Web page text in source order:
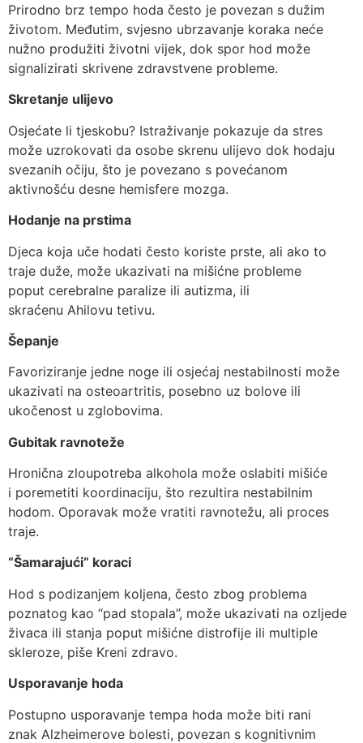
Prirodno brz tempo hoda često je povezan s dužim
životom. Međutim, svjesno ubrzavanje koraka neće
nužno produžiti životni vijek, dok spor hod može
signalizirati skrivene zdravstvene probleme.
Skretanje ulijevo
Osjećate li tjeskobu? Istraživanje pokazuje da stres
može uzrokovati da osobe skrenu ulijevo dok hodaju
svezanih očiju, što je povezano s povećanom
aktivnošću desne hemisfere mozga.
Hodanje na prstima
Djeca koja uče hodati često koriste prste, ali ako to
traje duže, može ukazivati na mišićne probleme
poput cerebralne paralize ili autizma, ili
skraćenu Ahilovu tetivu.
Šepanje
Favoriziranje jedne noge ili osjećaj nestabilnosti može
ukazivati na osteoartritis, posebno uz bolove ili
ukočenost u zglobovima.
Gubitak ravnoteže
Hronična zloupotreba alkohola može oslabiti mišiće
i poremetiti koordinaciju, što rezultira nestabilnim
hodom. Oporavak može vratiti ravnotežu, ali proces
traje.
“Šamarajući” koraci
Hod s podizanjem koljena, često zbog problema
poznatog kao “pad stopala”, može ukazivati na ozljede
živaca ili stanja poput mišićne distrofije ili multiple
skleroze, piše Kreni zdravo.
Usporavanje hoda
Postupno usporavanje tempa hoda može biti rani
znak Alzheimerove bolesti, povezan s kognitivnim